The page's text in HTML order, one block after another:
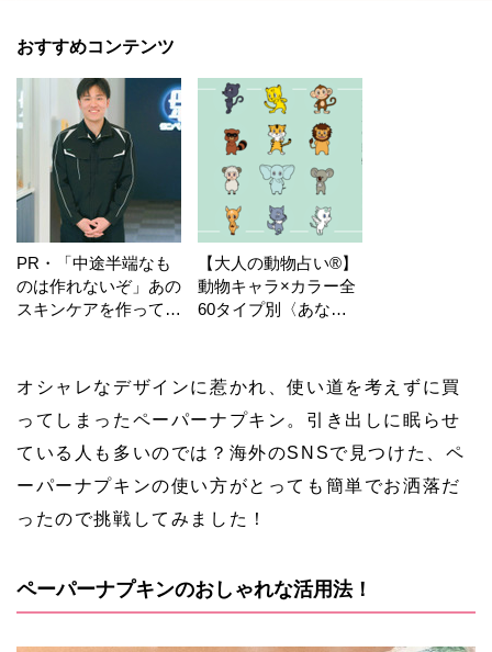
おすすめコンテンツ
PR・「中途半端なも
のは作れないぞ」あの
スキンケアを作ってい
【大人の動物占い®】
動物キャラ×カラー全
60タイプ別〈あなた
オシャレなデザインに惹かれ、使い道を考えずに買
ってしまったペーパーナプキン。引き出しに眠らせ
ている人も多いのでは？海外のSNSで見つけた、ペ
ーパーナプキンの使い方がとっても簡単でお洒落だ
ったので挑戦してみました！
ペーパーナプキンのおしゃれな活用法！